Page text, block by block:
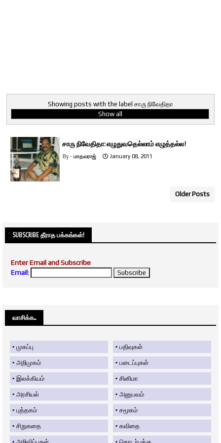
Showing posts with the label சாரு நிவேதிதா
Show all
சாரு நிவேதிதா: எழுதுவதெல்லாம் எழுத்தல்ல!
மாதவராஜ் January 08, 2011
Older Posts
SUBSCRIBE தீராத பக்கங்கள்!
Enter Email and Subscribe
Email:
வாசிக்க....
முகப்பு பதிவுகள்
அறிமுகம் படைப்புகள்
இலக்கியம் சினிமா
அரசியல் அனுபவம்
புத்தகம் சமூகம்
சிறுகதை கவிதை